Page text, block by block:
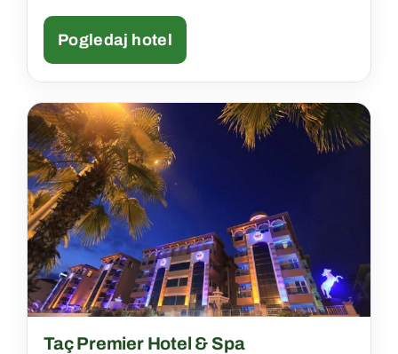
Pogledaj hotel
Taç Premier Hotel & Spa